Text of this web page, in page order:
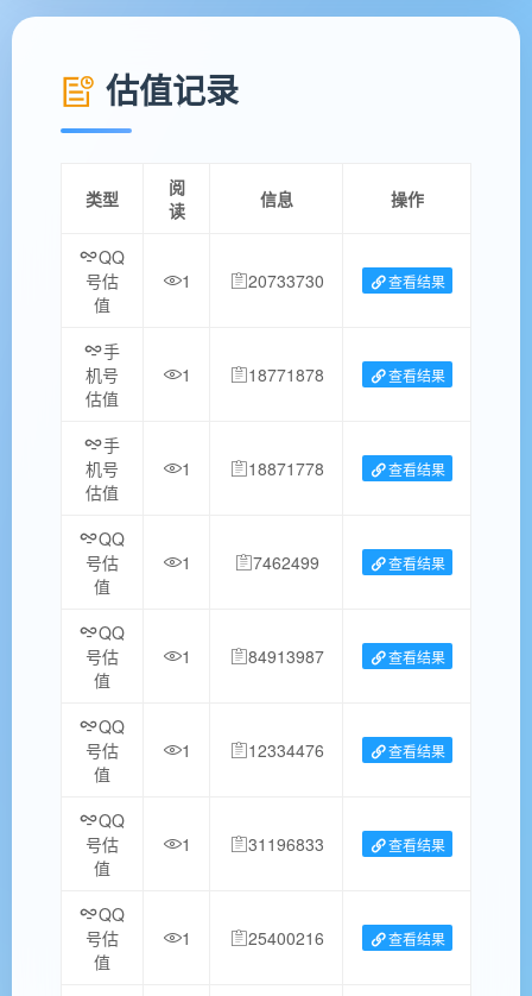
估值记录
类型
阅
读
信息 操作
QQ
号估
值
1 20733730 查看结果
手
机号
估值
1 18771878 查看结果
手
机号
估值
1 18871778 查看结果
QQ
号估
值
1 7462499 查看结果
QQ
号估
值
1 84913987 查看结果
QQ
号估
值
1 12334476 查看结果
QQ
号估
值
1 31196833 查看结果
QQ
号估
值
1 25400216 查看结果